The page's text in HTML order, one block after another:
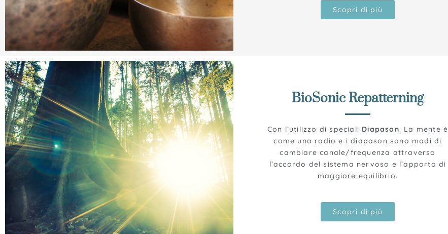
Scopri di più
BioSonic Repatterning
Con l’utilizzo di speciali Diapason. La mente è
come una radio e i diapason sono modi di
cambiare canale/frequenza attraverso
l’accordo del sistema nervoso e l’apporto di
maggiore equilibrio.
Scopri di più